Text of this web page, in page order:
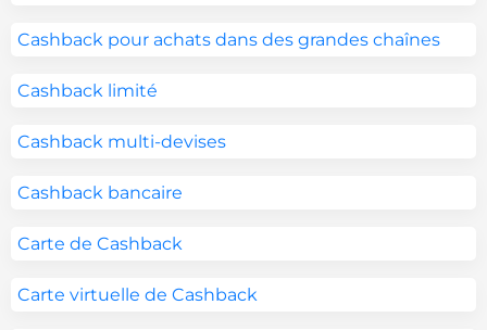
Cashback pour achats dans des grandes chaînes
Cashback limité
Cashback multi-devises
Cashback bancaire
Carte de Cashback
Carte virtuelle de Cashback